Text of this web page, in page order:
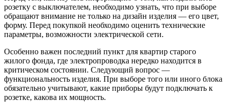
розетку с выключателем, необходимо узнать, что при выборе
обращают внимание не только на дизайн изделия — его цвет,
форму. Перед покупкой необходимо оценить технические
параметры, возможности электрической сети.
Особенно важен последний пункт для квартир старого
жилого фонда, где электропроводка нередко находится в
критическом состоянии. Следующий вопрос —
функциональность изделия. При выборе того или иного блока
обязательно учитывают, какие приборы будут подключать к
розетке, какова их мощность.